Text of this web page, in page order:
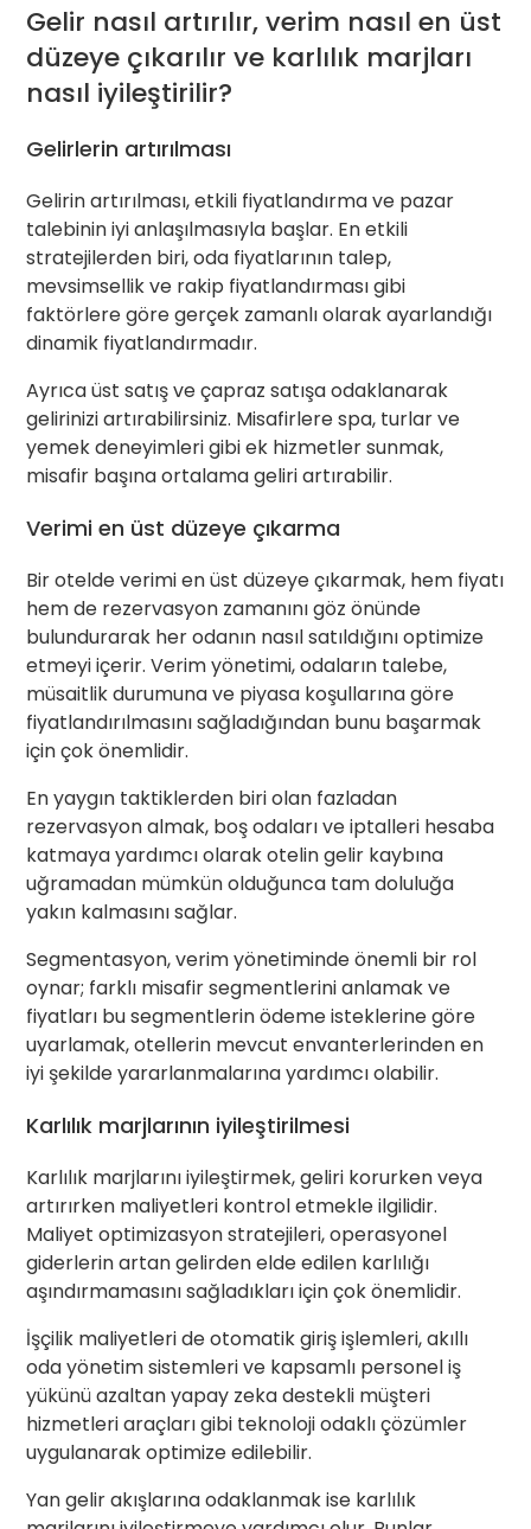
Gelir nasıl artırılır, verim nasıl en üst
düzeye çıkarılır ve karlılık marjları
nasıl iyileştirilir?
Gelirlerin artırılması
Gelirin artırılması, etkili fiyatlandırma ve pazar
talebinin iyi anlaşılmasıyla başlar. En etkili
stratejilerden biri, oda fiyatlarının talep,
mevsimsellik ve rakip fiyatlandırması gibi
faktörlere göre gerçek zamanlı olarak ayarlandığı
dinamik fiyatlandırmadır.
Ayrıca üst satış ve çapraz satışa odaklanarak
gelirinizi artırabilirsiniz. Misafirlere spa, turlar ve
yemek deneyimleri gibi ek hizmetler sunmak,
misafir başına ortalama geliri artırabilir.
Verimi en üst düzeye çıkarma
Bir otelde verimi en üst düzeye çıkarmak, hem fiyatı
hem de rezervasyon zamanını göz önünde
bulundurarak her odanın nasıl satıldığını optimize
etmeyi içerir. Verim yönetimi, odaların talebe,
müsaitlik durumuna ve piyasa koşullarına göre
fiyatlandırılmasını sağladığından bunu başarmak
için çok önemlidir.
En yaygın taktiklerden biri olan fazladan
rezervasyon almak, boş odaları ve iptalleri hesaba
katmaya yardımcı olarak otelin gelir kaybına
uğramadan mümkün olduğunca tam doluluğa
yakın kalmasını sağlar.
Segmentasyon, verim yönetiminde önemli bir rol
oynar; farklı misafir segmentlerini anlamak ve
fiyatları bu segmentlerin ödeme isteklerine göre
uyarlamak, otellerin mevcut envanterlerinden en
iyi şekilde yararlanmalarına yardımcı olabilir.
Karlılık marjlarının iyileştirilmesi
Karlılık marjlarını iyileştirmek, geliri korurken veya
artırırken maliyetleri kontrol etmekle ilgilidir.
Maliyet optimizasyon stratejileri, operasyonel
giderlerin artan gelirden elde edilen karlılığı
aşındırmamasını sağladıkları için çok önemlidir.
İşçilik maliyetleri de otomatik giriş işlemleri, akıllı
oda yönetim sistemleri ve kapsamlı personel iş
yükünü azaltan yapay zeka destekli müşteri
hizmetleri araçları gibi teknoloji odaklı çözümler
uygulanarak optimize edilebilir.
Yan gelir akışlarına odaklanmak ise karlılık